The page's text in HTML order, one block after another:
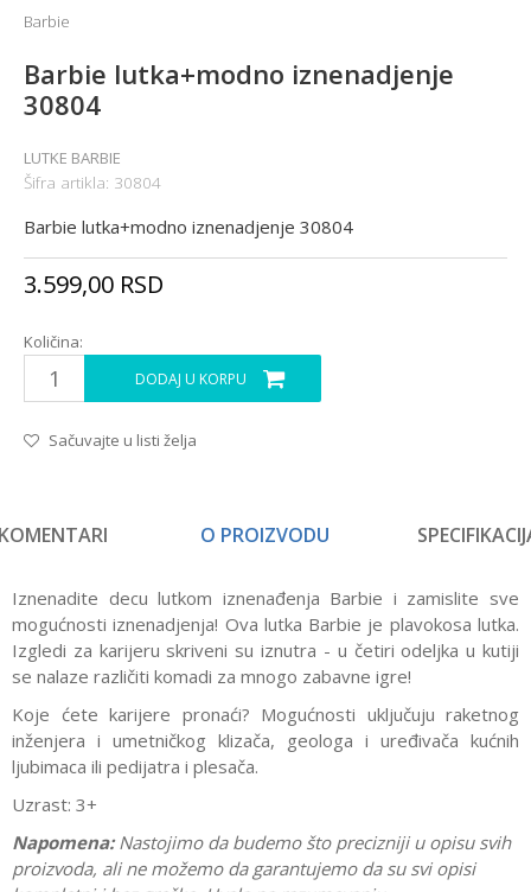
Barbie
Barbie lutka+modno iznenadjenje
30804
LUTKE BARBIE
Šifra artikla: 30804
Barbie lutka+modno iznenadjenje 30804
3.599,00 RSD
Količina:
DODAJ U KORPU
Sačuvajte u listi želja
O PROIZVODU
Iznenadite decu lutkom iznenađenja Barbie i zamislite sve
mogućnosti iznenadjenja! Ova lutka Barbie je plavokosa lutka.
Izgledi za karijeru skriveni su iznutra - u četiri odeljka u kutiji
se nalaze različiti komadi za mnogo zabavne igre!
Koje ćete karijere pronaći? Mogućnosti uključuju raketnog
inženjera i umetničkog klizača, geologa i uređivača kućnih
ljubimaca ili pedijatra i plesača.
Uzrast: 3+
Napomena:Nastojimo da budemo što precizniji u opisu svih
proizvoda, ali ne možemo da garantujemo da su svi opisi